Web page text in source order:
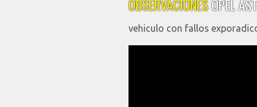
OBSERVACIONESOPEL
vehiculo con fallos